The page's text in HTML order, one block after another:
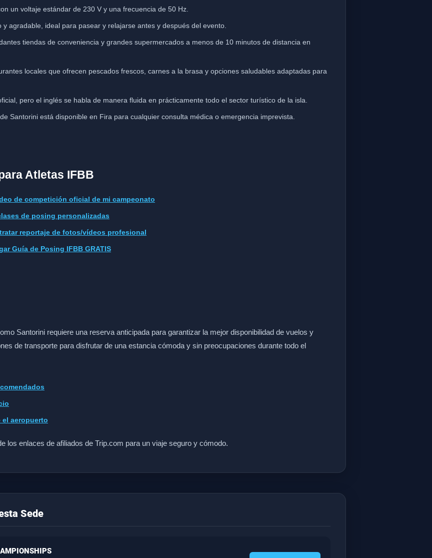
un voltaje estándar de 230 V y una frecuencia de 50 Hz.
agradable, ideal para pasear y relajarse antes y después del evento.
tiendas de conveniencia y grandes supermercados a menos de 10 minutos de distancia en
locales que ofrecen pescados frescos, carnes a la brasa y opciones saludables adaptadas para
pero el inglés se habla de manera fluida en prácticamente todo el sector turístico de la isla.
Santorini está disponible en Fira para cualquier consulta médica o emergencia imprevista.
Atletas IFBB
de competición oficial de mi campeonato
de posing personalizadas
reportaje de fotos/vídeos profesional
Guía de Posing IFBB GRATIS
Santorini requiere una reserva anticipada para garantizar la mejor disponibilidad de vuelos y
de transporte para disfrutar de una estancia cómoda y sin preocupaciones durante todo el
aeropuerto
los enlaces de afiliados de Trip.com para un viaje seguro y cómodo.
Sede